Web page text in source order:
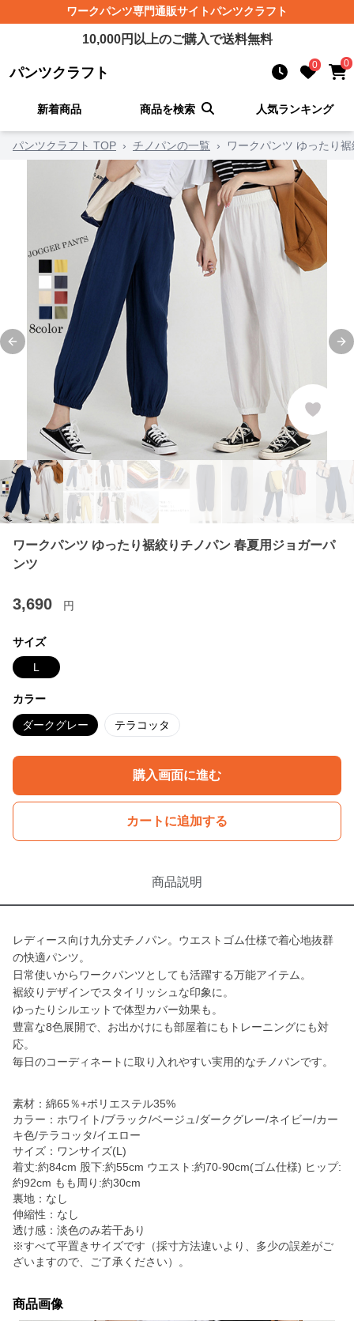
ワークパンツ専門通販サイトパンツクラフト
10,000円以上のご購入で送料無料
パンツクラフト 0 0
新着商品 商品を検索 人気ランキング
パンツクラフト TOP › チノパンの一覧 › ワークパンツ ゆったり
Previous slide
ワークパンツ ゆったり裾絞りチノパン 春夏用ジョガーパ
ンツ
3,690 円
サイズ
L
カラー
ダークグレー テラコッタ
購入画面に進む
カートに追加する
商品説明
レディース向け九分丈チノパン。ウエストゴム仕様で着心地抜群
の快適パンツ。
日常使いからワークパンツとしても活躍する万能アイテム。
裾絞りデザインでスタイリッシュな印象に。
ゆったりシルエットで体型カバー効果も。
豊富な8色展開で、お出かけにも部屋着にもトレーニングにも対
応。
毎日のコーディネートに取り入れやすい実用的なチノパンです。
素材：綿65％+ポリエステル35%
カラー：ホワイト/ブラック/ベージュ/ダークグレー/ネイビー/カー
キ色/テラコッタ/イエロー
サイズ：ワンサイズ(L)
着丈:約84cm 股下:約55cm ウエスト:約70-90cm(ゴム仕様) ヒップ:
約92cm もも周り:約30cm
裏地：なし
伸縮性：なし
透け感：淡色のみ若干あり
※すべて平置きサイズです（採寸方法違いより、多少の誤差がご
ざいますので、ご了承ください）。
商品画像